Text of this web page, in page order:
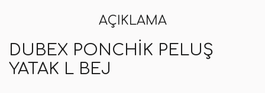
AÇIKLAMA
DUBEX PONCHIK PELUŞ
YATAK L BEJ